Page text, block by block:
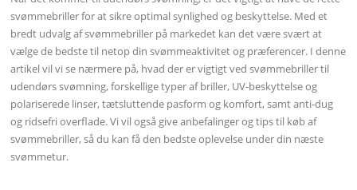
svømmebriller for at sikre optimal synlighed og beskyttelse. Med et
bredt udvalg af svømmebriller på markedet kan det være svært at
vælge de bedste til netop din svømmeaktivitet og præferencer. I denne
artikel vil vi se nærmere på, hvad der er vigtigt ved svømmebriller til
udendørs svømning, forskellige typer af briller, UV-beskyttelse og
polariserede linser, tætsluttende pasform og komfort, samt anti-dug
og ridsefri overflade. Vi vil også give anbefalinger og tips til køb af
svømmebriller, så du kan få den bedste oplevelse under din næste
svømmetur.